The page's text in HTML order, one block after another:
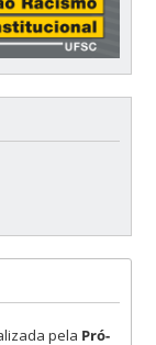
pela Pró-